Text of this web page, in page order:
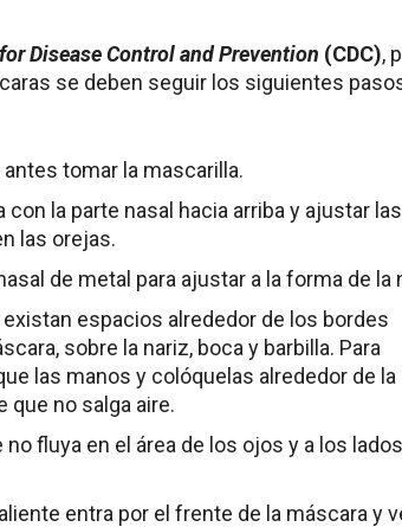
Disease Control and Prevention (CDC),
se deben seguir los siguientes
tomar la mascarilla.
con la parte nasal hacia arriba y ajustar las
las orejas.
de metal para ajustar a la forma de la
espacios alrededor de los bordes
sobre la nariz, boca y barbilla. Para
las manos y colóquelas alrededor de la
que no salga aire.
fluya en el área de los ojos y a los
entra por el frente de la máscara y